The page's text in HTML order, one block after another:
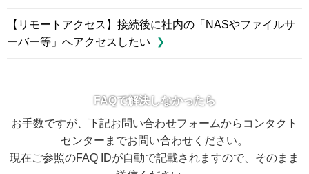
【リモートアクセス】接続後に社内の「NASやファイルサ
ーバー等」へアクセスしたい
FAQで解決しなかったら
お手数ですが、下記お問い合わせフォームからコンタクト
センターまでお問い合わせください。
現在ご参照のFAQ IDが自動で記載されますので、そのまま